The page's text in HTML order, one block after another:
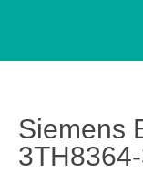
Siemens